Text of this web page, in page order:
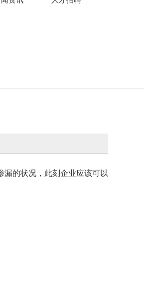
漏的状况，此刻企业应该可以